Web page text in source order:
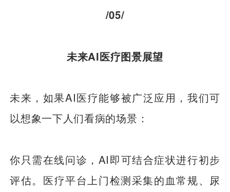
/05/
未来AI医疗图景展望
未来，如果AI医疗能够被广泛应用，我们可
以想象一下人们看病的场景：
你只需在线问诊，AI即可结合症状进行初步
评估。医疗平台上门检测采集的血常规、尿